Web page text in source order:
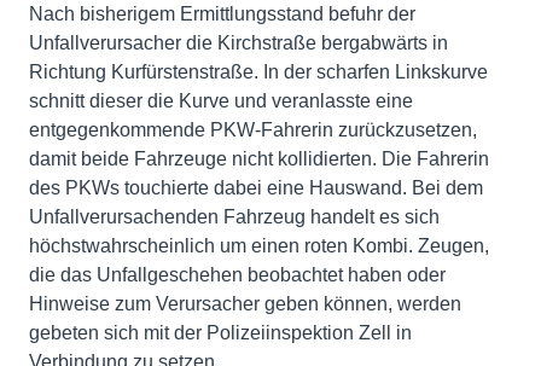
Nach bisherigem Ermittlungsstand befuhr der
Unfallverursacher die Kirchstraße bergabwärts in
Richtung Kurfürstenstraße. In der scharfen Linkskurve
schnitt dieser die Kurve und veranlasste eine
entgegenkommende PKW-Fahrerin zurückzusetzen,
damit beide Fahrzeuge nicht kollidierten. Die Fahrerin
des PKWs touchierte dabei eine Hauswand. Bei dem
Unfallverursachenden Fahrzeug handelt es sich
höchstwahrscheinlich um einen roten Kombi. Zeugen,
die das Unfallgeschehen beobachtet haben oder
Hinweise zum Verursacher geben können, werden
gebeten sich mit der Polizeiinspektion Zell in
Verbindung zu setzen.